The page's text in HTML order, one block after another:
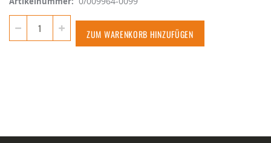
ZUM WARENKORB HINZUFÜGEN